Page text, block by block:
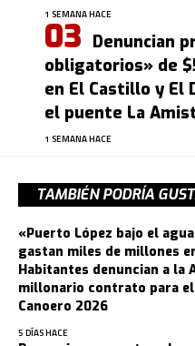
1 SEMANA HACE
Denuncian
obligatorios» de
en El Castillo y El
el puente La
1 SEMANA HACE
TAMBIÉN PODRÍA
«Puerto López bajo el
gastan miles de millones
Habitantes denuncian a la
millonario contrato para
Canoero 2026
5 DÍAS HACE